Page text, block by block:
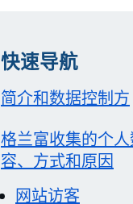
快速导航
简介和数据控制方
格兰富收集的个
容、方式和原因
网站访客